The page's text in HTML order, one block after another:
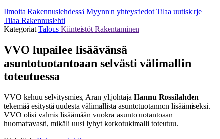
Ilmoita Rakennuslehdessä Myynnin yhteystiedot Tilaa uutiskirje
Tilaa Rakennuslehti
Kategoriat Talous Kiinteistöt Rakentaminen
VVO lupailee lisäävänsä
asuntotuotantoaan selvästi välimallin
toteutuessa
VVO kehuu selvitysmies, Aran ylijohtaja Hannu Rossilahden
tekemää esitystä uudesta välimallista asuntotuotannon lisäämiseksi.
VVO olisi valmis lisäämään vuokra-asuntotuotantoaan
huomattavasti, mikäli uusi lyhyt korkotukimalli toteutuu.